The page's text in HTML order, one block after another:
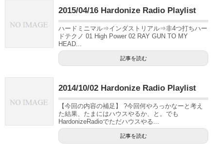
2015/04/16 Hardonize Radio Playlist
ハードミニマル⇒インダストリアル⇒非4つ打ちハー
ドテクノ 01 High Power 02 RAY GUN TO MY
HEAD...
記事を読む
2014/10/02 Hardonize Radio Playlist
【今回の内容の補足】 ?今回何やろっかなーと考え
た結果、たまにはハウスやるか、と。でも
HardonizeRadioでただハウスやる...
記事を読む